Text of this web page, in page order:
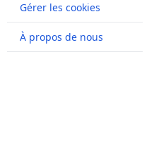
Gérer les cookies
À propos de nous